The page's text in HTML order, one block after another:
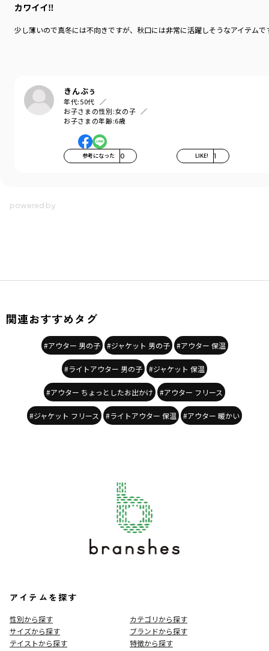
カワイイ‼️
少し薄いので真冬には不向きですが、秋口には非常に活躍しそうなアイテム
きんぶぅ
年代:50代
お子さまの性別:女の子
お子さまの年齢:6歳
参考になった 0 LIKE! 1
関連おすすめタグ
#アウター 男の子 #ジャケット 男の子 #アウター 保温
#ライトアウター 男の子 #ジャケット 保温
#アウター ちょっとしたお出かけ #アウター フリース
#ジャケット フリース #ライトアウター 保温 #アウター 暖かい
アイテムを探す
性別から探す
カテゴリから探す
サイズから探す
ブランドから探す
テイストから探す
特徴から探す